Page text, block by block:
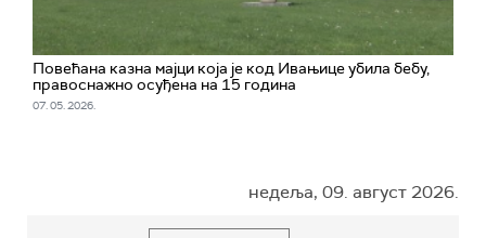
Повећана казна мајци која је код Ивањице убила бебу,
правоснажно осуђена на 15 година
07. 05. 2026.
недеља, 09. август 2026.